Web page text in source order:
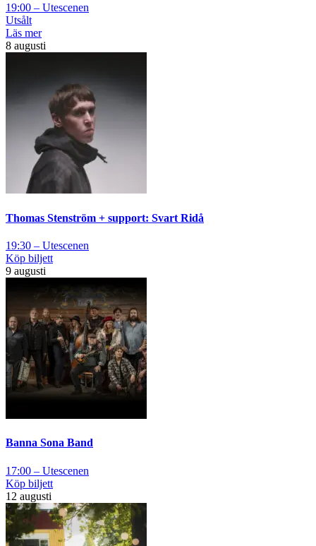
19:00 – Utescenen
Utsålt
Läs mer
8 augusti
Thomas Stenström + support: Svart Ridå
19:30 – Utescenen
Köp biljett
9 augusti
Banna Sona Band
17:00 – Utescenen
Köp biljett
12 augusti